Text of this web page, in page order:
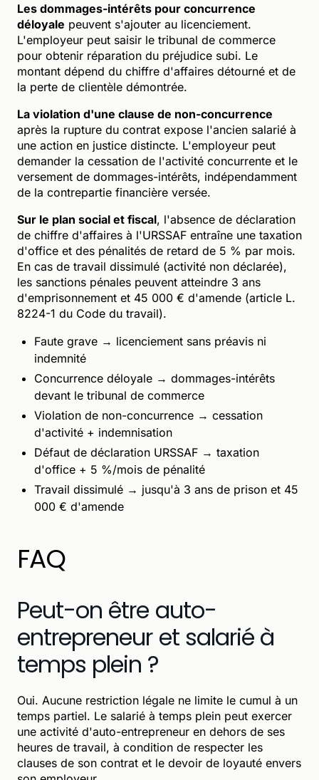
Les dommages-intérêts pour concurrence
déloyale peuvent s'ajouter au licenciement.
L'employeur peut saisir le tribunal de commerce
pour obtenir réparation du préjudice subi. Le
montant dépend du chiffre d'affaires détourné et de
la perte de clientèle démontrée.
La violation d'une clause de non-concurrence
après la rupture du contrat expose l'ancien salarié à
une action en justice distincte. L'employeur peut
demander la cessation de l'activité concurrente et le
versement de dommages-intérêts, indépendamment
de la contrepartie financière versée.
Sur le plan social et fiscal, l'absence de déclaration
de chiffre d'affaires à l'URSSAF entraîne une taxation
d'office et des pénalités de retard de 5 % par mois.
En cas de travail dissimulé (activité non déclarée),
les sanctions pénales peuvent atteindre 3 ans
d'emprisonnement et 45 000 € d'amende (article L.
8224-1 du Code du travail).
Faute grave → licenciement sans préavis ni
indemnité
Concurrence déloyale → dommages-intérêts
devant le tribunal de commerce
Violation de non-concurrence → cessation
d'activité + indemnisation
Défaut de déclaration URSSAF → taxation
d'office + 5 %/mois de pénalité
Travail dissimulé → jusqu'à 3 ans de prison et 45
000 € d'amende
FAQ
Peut-on être auto-
entrepreneur et salarié à
temps plein ?
Oui. Aucune restriction légale ne limite le cumul à un
temps partiel. Le salarié à temps plein peut exercer
une activité d'auto-entrepreneur en dehors de ses
heures de travail, à condition de respecter les
clauses de son contrat et le devoir de loyauté envers